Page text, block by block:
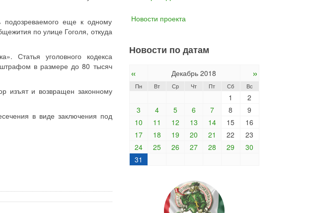
подозреваемого еще к одному
по улице Гоголя, откуда
Статья уголовного кодекса
в размере до 80 тысяч
изъят и возвращен законному
в виде заключения под
Новости проекта
Новости по датам
« Декабрь 2018 »
Пн Вт Ср Чт Пт Сб Вс
1
2
3
4 5 6 7 8
9
10
11 12 13 14 15
16
17
18 19 20 21 22
23
24
25 26 27 28 29
30
31